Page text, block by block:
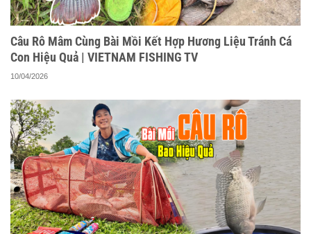
Câu Rô Mâm Cùng Bài Mồi Kết Hợp Hương Liệu Tránh Cá
Con Hiệu Quả | VIETNAM FISHING TV
10/04/2026